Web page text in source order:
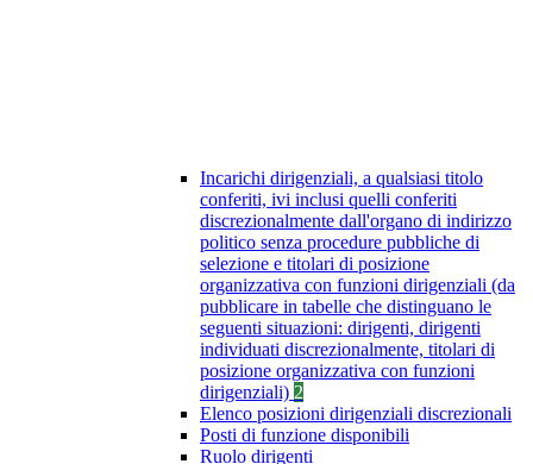
Incarichi dirigenziali, a qualsiasi titolo
conferiti, ivi inclusi quelli conferiti
discrezionalmente dall'organo di indirizzo
politico senza procedure pubbliche di
selezione e titolari di posizione
organizzativa con funzioni dirigenziali (da
pubblicare in tabelle che distinguano le
seguenti situazioni: dirigenti, dirigenti
individuati discrezionalmente, titolari di
posizione organizzativa con funzioni
dirigenziali) 2
Elenco posizioni dirigenziali discrezionali
Posti di funzione disponibili
Ruolo dirigenti